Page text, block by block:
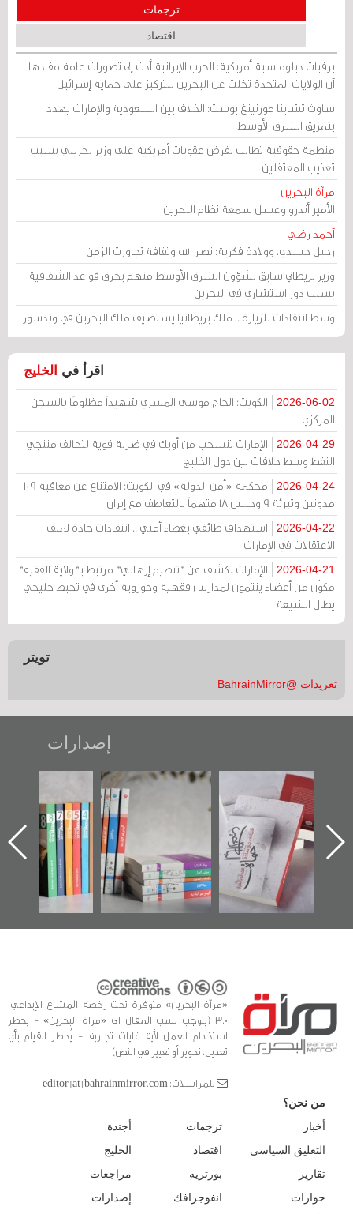
ترجمات
اقتصاد
برقيات دبلوماسية أمريكية: الحرب الإيرانية أدت إلى تصورات عامة مفادها
أن الولايات المتحدة تخلت عن البحرين للتركيز على حماية إسرائيل
ساوث تشاينا مورنينغ بوست: الخلاف بين السعودية والإمارات يهدد
بتمزيق الشرق الأوسط
منظمة حقوقية تطالب بفرض عقوبات أمريكية على وزير بحريني بسبب
تعذيب المعتقلين
مرآة البحرين
الأمير أندرو وغسل سمعة نظام البحرين
أحمد رضي
رحيل جسدي، وولادة فكرية: نصر الله وثقافة تجاوزت الزمن
وزير بريطاني سابق لشؤون الشرق الأوسط متهم بخرق قواعد الشفافية
بسبب دور استشاري في البحرين
وسط انتقادات للزيارة .. ملك بريطانيا يستضيف ملك البحرين في وندسور
اقرأ في الخليج
2026-06-02
الكويت: الحاج موسى المسري شهيداً مظلومًا بالسجن
المركزي
2026-04-29
الإمارات تنسحب من أوبك في ضربة قوية لتحالف منتجي
النفط وسط خلافات بين دول الخليج
2026-04-24
محكمة «أمن الدولة» في الكويت: الامتناع عن معاقبة 109
مدونين وتبرئة 9 وحبس 18 متهماً بالتعاطف مع إيران
2026-04-22
استهداف طائفي بغطاء أمني .. انتقادات حادة لملف
الاعتقالات في الإمارات
2026-04-21
الإمارات تكشف عن "تنظيم إرهابي" مرتبط بـ"ولاية الفقيه"
مكوّن من أعضاء ينتمون لمدارس فقهية وحوزوية أخرى في تخبط خليجي
يطال الشيعة
تويتر
تغريدات @BahrainMirror
إصدارات
"حماة الباب الأخير":
الإصدار الأول عن
اعتصام الدراز
وأحداث ساحة
الفداء لمركز أوال
للدراسات والتوثيق
تصنيف موضوعي
للوثائق البريطانية
يقدمه «مركز أوال»
في سلسلة من 5
كتب
تصدر حصاد
الساحات 2019
«مرآة البحرين» متوفرة تحت رخصة المشاع الإبداعي،
3.0 (يتوجب نسب المقال الى «مراة البحرين» - يحظر
استخدام العمل لأية غايات تجارية - يُحظر القيام بأي
تعديل، تحوير أو تغيير في النص)
للمراسلات: editor [at] bahrainmirror.com
من نحن؟
أخبار
التعليق السياسي
تقارير
حوارات
ترجمات
اقتصاد
بورتريه
انفوجرافك
أجندة
الخليج
مراجعات
إصدارات